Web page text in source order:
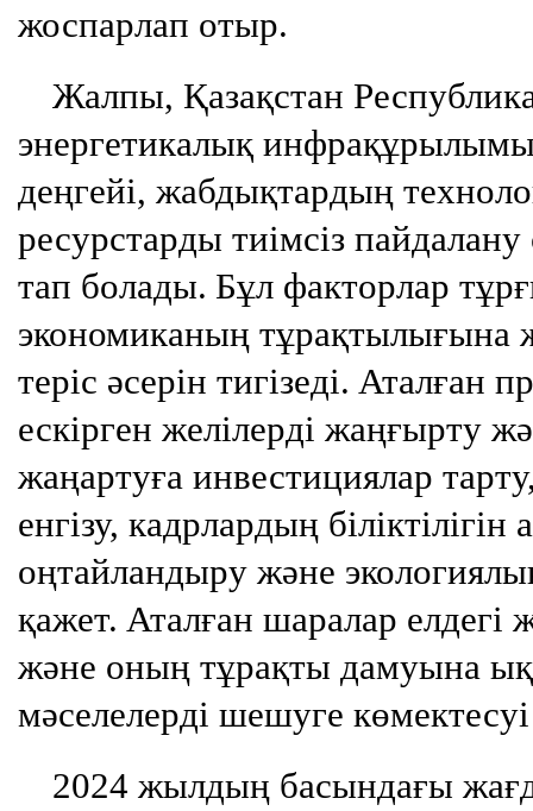
жоспарлап отыр.
Жалпы, Қазақстан
энергетикалық
деңгейі, жабдықтардың
ресурстарды тиімсіз
тап болады. Бұл факторлар
экономиканың тұрақтылығына
теріс әсерін тигізеді. Аталған
ескірген желілерді жаңғырту
жаңартуға инвестициялар
енгізу, кадрлардың
оңтайландыру және
қажет. Аталған шаралар
және оның тұрақты дамуына
мәселелерді шешуге
2024 жылдың басындағы